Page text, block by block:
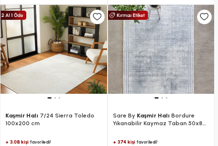
Kaşmir Halı 7/24 Sierra Toledo
100x200 cm
+ 3.0B kişi favoriledi!
Sare By Kaşmir Halı Bordure
Yıkanabilir Kaymaz Taban 50x80
+ 374 kişifavoriledi!